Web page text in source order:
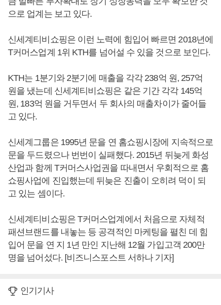
으로 업계는 보고 있다.
신세계티비쇼핑은 이런 노력에 힘입어 빠르면 2018년에
T커머스업계 1위 KTH를 넘어설 수 있을 것으로 보인다.
KTH는 1분기와 2분기에 매출을 각각 238억 원, 257억
원을 냈는데 신세계티비쇼핑은 같은 기간 각각 145억
원, 183억 원을 거두면서 두 회사의 매출차이가 줄어들
고 있다.
신세계그룹은 1995년 문을 연 홈쇼핑시장에 지속적으로
문을 두드렸으나 번번이 실패했다. 2015년 뒤늦게 화성
산업과 함께 T커머스사업권을 따내면서 우회적으로 홈
쇼핑사업에 진입했는데 뒤늦은 진출이 오히려 덕이 되
고 있는 셈이다.
신세계티비쇼핑은 T커머스업계에서 처음으로 자체적
패션브랜드를 내놓는 등 공격적인 마케팅을 펼친 데 힘
입어 문을 연 지 1년 만인 지난해 12월 가입고객 200만
명을 넘어섰다. [비즈니스포스트 서하나 기자]
인기기사